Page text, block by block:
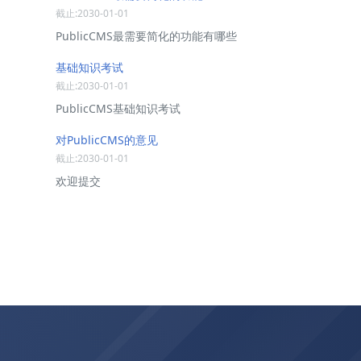
截止:2030-01-01
PublicCMS最需要简化的功能有哪些
基础知识考试
截止:2030-01-01
PublicCMS基础知识考试
对PublicCMS的意见
截止:2030-01-01
欢迎提交